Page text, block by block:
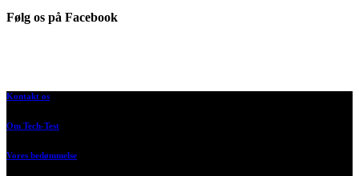
Følg os på Facebook
Kontakt os
Om Tech-Test
Vores bedømmelse